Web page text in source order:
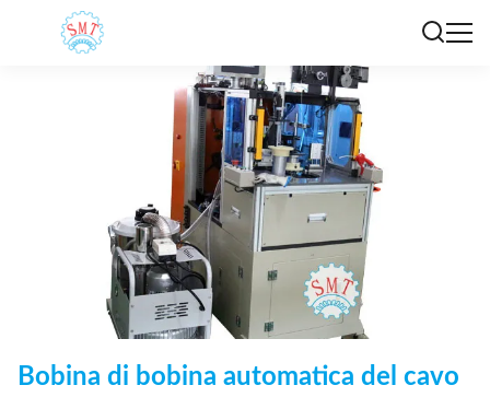
Bobina di bobina automatica del cavo